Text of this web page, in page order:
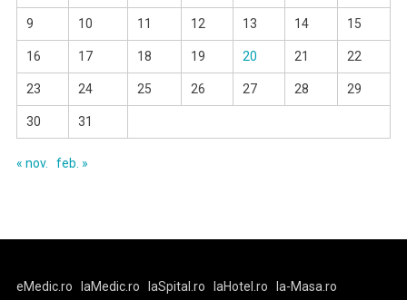
9 10 11 12 13 14 15
16 17 18 19 20 21 22
23 24 25 26 27 28 29
30 31
« nov. feb. »
eMedic.ro laMedic.ro laSpital.ro laHotel.ro
la-Masa.ro